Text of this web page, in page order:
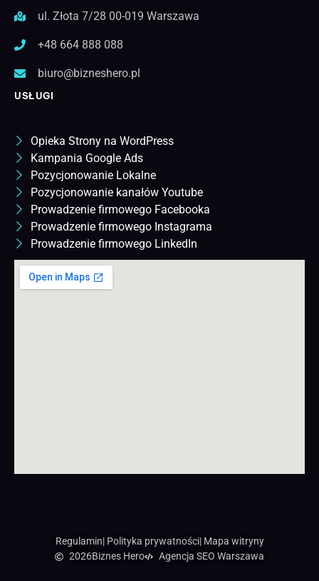
ul. Złota 7/28 00-019 Warszawa
+48 664 888 088
biuro@bizneshero.pl
USŁUGI
Opieka Strony na WordPress
Kampania Google Ads
Pozycjonowanie Lokalne
Pozycjonowanie kanałów Youtube
Prowadzenie firmowego Facebooka
Prowadzenie firmowego Instagrama
Prowadzenie firmowego LinkedIn
Regulamin| Polityka prywatności| Mapa witryny
2026Biznes Hero Agencja SEO Warszawa